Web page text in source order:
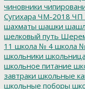
чиновники
Сугихара ЧМ-2018 ЧП
шахматы шашки
шелковый путь
11 школа № 4 школа
школьники
школьное питание
завтраки школьные
школьные поборы